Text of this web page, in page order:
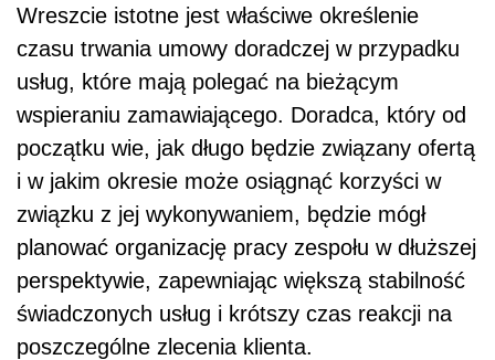
Wreszcie istotne jest właściwe określenie
czasu trwania umowy doradczej w przypadku
usług, które mają polegać na bieżącym
wspieraniu zamawiającego. Doradca, który od
początku wie, jak długo będzie związany ofertą
i w jakim okresie może osiągnąć korzyści w
związku z jej wykonywaniem, będzie mógł
planować organizację pracy zespołu w dłuższej
perspektywie, zapewniając większą stabilność
świadczonych usług i krótszy czas reakcji na
poszczególne zlecenia klienta.